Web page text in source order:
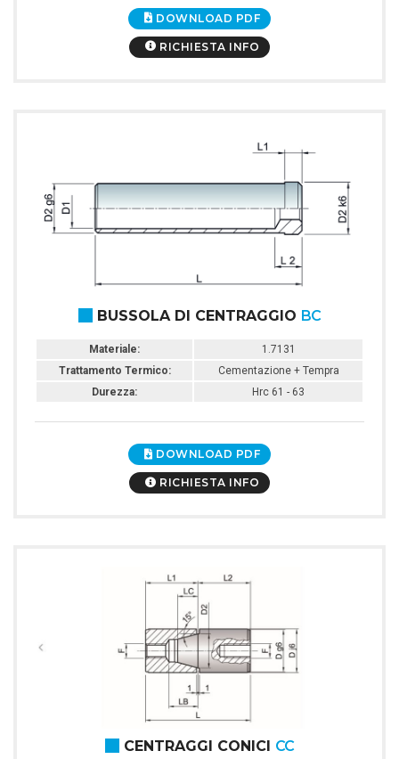
DOWNLOAD PDF
RICHIESTA INFO
BUSSOLA DI CENTRAGGIO BC
Materiale:
1.7131
Trattamento Termico:
Cementazione + Tempra
Durezza:
Hrc 61 - 63
DOWNLOAD PDF
RICHIESTA INFO
CENTRAGGI CONICI CC